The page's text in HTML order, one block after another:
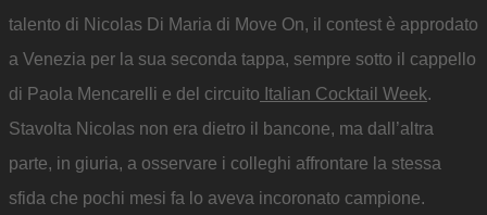
talento di Nicolas Di Maria di Move On, il contest è approdato
a Venezia per la sua seconda tappa, sempre sotto il cappello
di Paola Mencarelli e del circuito Italian Cocktail Week.
Stavolta Nicolas non era dietro il bancone, ma dall’altra
parte, in giuria, a osservare i colleghi affrontare la stessa
sfida che pochi mesi fa lo aveva incoronato campione.